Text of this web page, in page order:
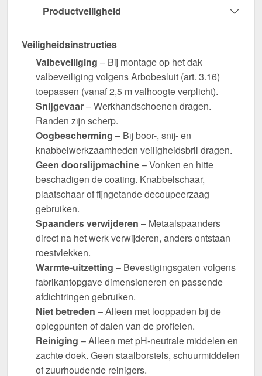
Productveiligheid
Veiligheidsinstructies
Valbeveiliging – Bij montage op het dak
valbeveiliging volgens Arbobesluit (art. 3.16)
toepassen (vanaf 2,5 m valhoogte verplicht).
Snijgevaar– Werkhandschoenen dragen.
Randen zijn scherp.
Oogbescherming – Bij boor-, snij- en
knabbelwerkzaamheden veiligheidsbril dragen.
Geen doorslijpmachine– Vonken en hitte
beschadigen de coating. Knabbelschaar,
plaatschaar of fijngetande decoupeerzaag
gebruiken.
Spaanders verwijderen – Metaalspaanders
direct na het werk verwijderen, anders ontstaan
roestvlekken.
Warmte-uitzetting – Bevestigingsgaten volgens
fabrikantopgave dimensioneren en passende
afdichtringen gebruiken.
Niet betreden – Alleen met looppaden bij de
oplegpunten of dalen van de profielen.
Reiniging – Alleen met pH-neutrale middelen en
zachte doek. Geen staalborstels, schuurmiddelen
of zuurhoudende reinigers.